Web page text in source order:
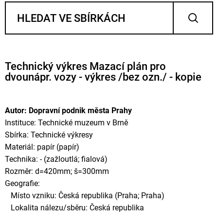
Technický výkres Mazací plán pro
dvounápr. vozy - výkres /bez ozn./ - kopie
Autor: Dopravní podnik města Prahy
Instituce: Technické muzeum v Brně
Sbírka: Technické výkresy
Materiál: papír (papír)
Technika: - (zažloutlá; fialová)
Rozměr: d=420mm; š=300mm
Geografie:
Místo vzniku: Česká republika (Praha; Praha)
Lokalita nálezu/sběru: Česká republika